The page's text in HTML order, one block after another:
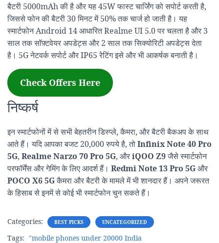
बैटरी 5000mAh की है और यह 45W फास्ट चार्जिंग को सपोर्ट करती है,
जिससे फोन की बैटरी 30 मिनट में 50% तक चार्ज हो जाती है। यह
स्मार्टफोन Android 14 आधारित Realme UI 5.0 पर चलता है और 3
साल तक सॉफ़्टवेयर अपडेट्स और 2 साल तक सिक्योरिटी अपडेट्स देता
है। 5G नेटवर्क सपोर्ट और IP65 रेटिंग इसे और भी आकर्षक बनाती है।
Check Offers Here
निष्कर्ष
इन स्मार्टफोनों में से सभी बेहतरीन डिस्प्ले, कैमरा, और बैटरी बैकअप के साथ
आते हैं। यदि आपका बजट 20,000 रुपये है, तोInfinix Note 40 Pro
5G, Realme Narzo 70 Pro 5G, औरiQOO Z9जैसे स्मार्टफोन
परफॉर्मेंस और गेमिंग के लिए आदर्श हैं। Redmi Note 13 Pro 5Gऔर
POCO X6 5Gकैमरा और बैटरी के मामले में भी शानदार हैं। अपने जरूरत
के हिसाब से इनमें से कोई भी स्मार्टफोन चुन सकते हैं।
Categories: BEST PICKS UNCATEGORIZED
Tags: "mobile phones under 20000 India